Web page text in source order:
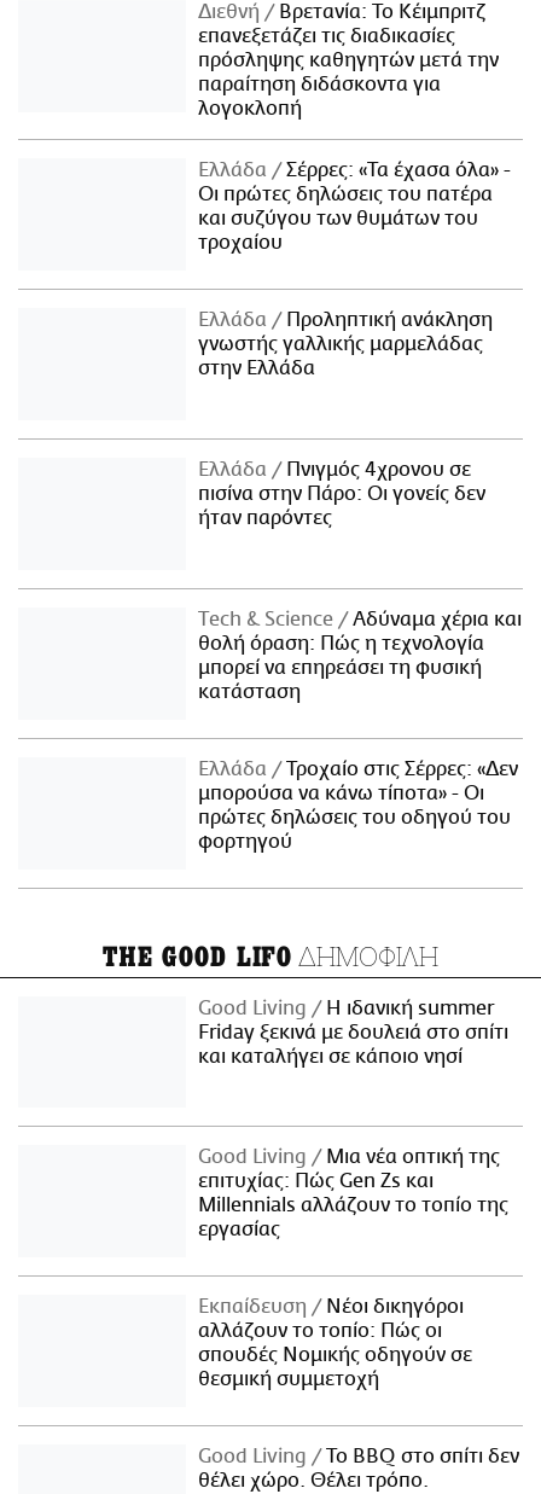
Διεθνή
Βρετανία: Το Κέιμπριτζ
επανεξετάζει τις διαδικασίες
πρόσληψης καθηγητών μετά την
παραίτηση διδάσκοντα για
λογοκλοπή
Ελλάδα
Σέρρες: «Τα έχασα όλα» -
Οι πρώτες δηλώσεις του πατέρα
και συζύγου των θυμάτων του
τροχαίου
Ελλάδα
Προληπτική ανάκληση
γνωστής γαλλικής μαρμελάδας
στην Ελλάδα
Ελλάδα
Πνιγμός 4χρονου σε
πισίνα στην Πάρο: Οι γονείς δεν
ήταν παρόντες
Τech & Science
Αδύναμα χέρια και
θολή όραση: Πώς η τεχνολογία
μπορεί να επηρεάσει τη φυσική
κατάσταση
Ελλάδα
Τροχαίο στις Σέρρες: «Δεν
μπορούσα να κάνω τίποτα» - Οι
πρώτες δηλώσεις του οδηγού του
φορτηγού
THE GOOD LIFO ΔΗΜΟΦΙΛΗ
Good Living
Η ιδανική summer
Friday ξεκινά με δουλειά στο σπίτι
και καταλήγει σε κάποιο νησί
Good Living
Μια νέα οπτική της
επιτυχίας: Πώς Gen Zs και
Millennials αλλάζουν το τοπίο της
εργασίας
Εκπαίδευση
Νέοι δικηγόροι
αλλάζουν το τοπίο: Πώς οι
σπουδές Νομικής οδηγούν σε
θεσμική συμμετοχή
Good Living
Το BBQ στο σπίτι δεν
θέλει χώρο. Θέλει τρόπο.